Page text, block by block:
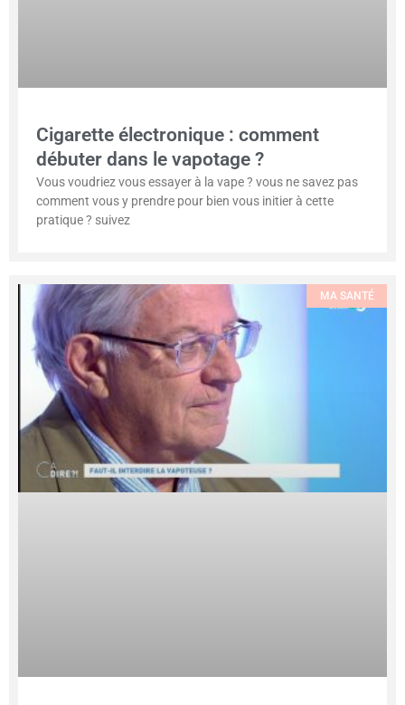
Cigarette électronique : comment
débuter dans le vapotage ?
Vous voudriez vous essayer à la vape ? vous ne savez pas
comment vous y prendre pour bien vous initier à cette
pratique ? suivez
MA SANTÉ